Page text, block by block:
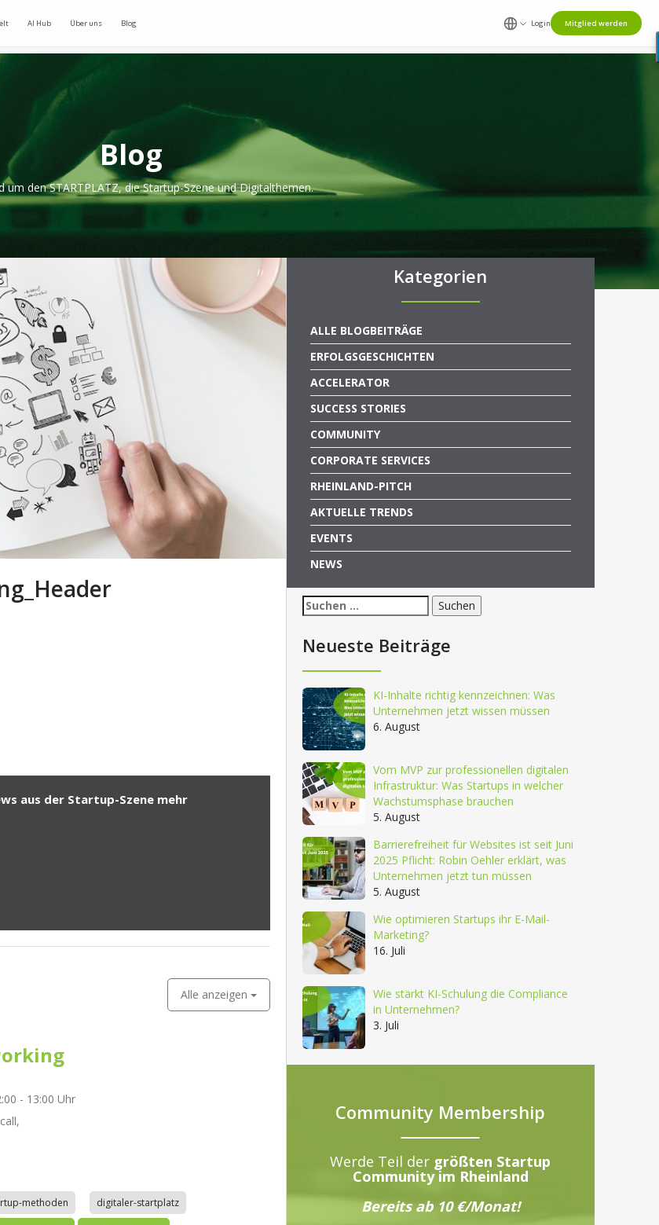
AI Hub Über uns Blog Login Mitglied werden
Blog
um den STARTPLATZ, die Startup-Szene und Digitalthemen.
aus der Startup-Szene mehr
Alle anzeigen
- 13:00 Uhr
methoden digitaler-startplatz
Kategorien
ALLE BLOGBEITRÄGE
ERFOLGSGESCHICHTEN
ACCELERATOR
SUCCESS STORIES
COMMUNITY
CORPORATE SERVICES
RHEINLAND-PITCH
AKTUELLE TRENDS
EVENTS
NEWS
Suchen
nach:
Neueste Beiträge
KI-Inhalte richtig kennzeichnen: Was
Unternehmen jetzt wissen müssen
6. August
Vom MVP zur professionellen digitalen
Infrastruktur: Was Startups in welcher
Wachstumsphase brauchen
5. August
Barrierefreiheit für Websites ist seit Juni
2025 Pflicht: Robin Oehler erklärt, was
Unternehmen jetzt tun müssen
5. August
Wie optimieren Startups ihr E-Mail-
Marketing?
16. Juli
Wie stärkt KI-Schulung die Compliance
in Unternehmen?
3. Juli
Community Membership
Werde Teil der größten Startup
Community im Rheinland
Bereits ab 10 €/Monat!